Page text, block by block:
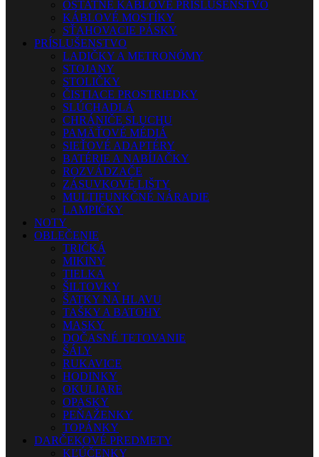
OSTATNÉ KÁBLOVÉ PRÍSLUŠENSTVO
KÁBLOVÉ MOSTÍKY
SŤAHOVACIE PÁSKY
PRÍSLUŠENSTVO
LADIČKY A METRONÓMY
STOJANY
STOLIČKY
ČISTIACE PROSTRIEDKY
SLÚCHADLÁ
CHRÁNIČE SLUCHU
PAMÄŤOVÉ MÉDIÁ
SIEŤOVÉ ADAPTÉRY
BATÉRIE A NABÍJAČKY
ROZVÁDZAČE
ZÁSUVKOVÉ LIŠTY
MULTIFUNKČNÉ NÁRADIE
LAMPIČKY
NOTY
OBLEČENIE
TRIČKÁ
MIKINY
TIELKA
ŠILTOVKY
ŠATKY NA HLAVU
TAŠKY A BATOHY
MASKY
DOČASNÉ TETOVANIE
ŠÁLY
RUKAVICE
HODINKY
OKULIARE
OPASKY
PEŇAŽENKY
TOPÁNKY
DARČEKOVÉ PREDMETY
KĽÚČENKY